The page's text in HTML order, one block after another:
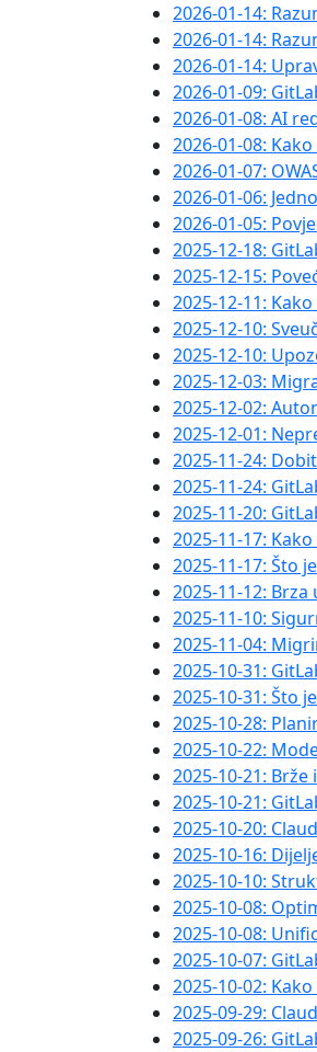
2026-01-14:
2026-01-14:
2026-01-14:
2026-01-09:
2026-01-08: AI
2026-01-08:
2026-01-07:
2026-01-06:
2026-01-05:
2025-12-18:
2025-12-15:
2025-12-11:
2025-12-10:
2025-12-10:
2025-12-03:
2025-12-02:
2025-12-01:
2025-11-24:
2025-11-24:
2025-11-20:
2025-11-17:
2025-11-17: Što
2025-11-12:
2025-11-10:
2025-11-04:
2025-10-31:
2025-10-31: Što
2025-10-28:
2025-10-22:
2025-10-21:
2025-10-21:
2025-10-20:
2025-10-16:
2025-10-10:
2025-10-08:
2025-10-08:
2025-10-07:
2025-10-02:
2025-09-29:
2025-09-26: